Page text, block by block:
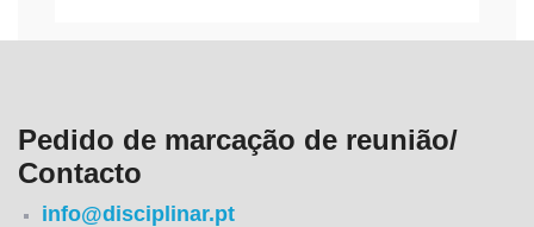
Pedido de marcação de reunião/
Contacto
info@disciplinar.pt